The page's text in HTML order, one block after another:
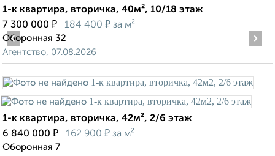
1-к квартира, вторичка, 40м², 10/18 этаж
7 300 000 ₽ 184 400 ₽ за м²
Оборонная 32
Агентство, 07.08.2026
‹ ›
1-к квартира, вторичка, 42м², 2/6 этаж
6 840 000 ₽ 162 900 ₽ за м²
Оборонная 7